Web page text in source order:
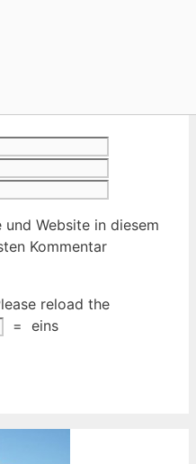
Website in diesem
Kommentar
reload the
= eins